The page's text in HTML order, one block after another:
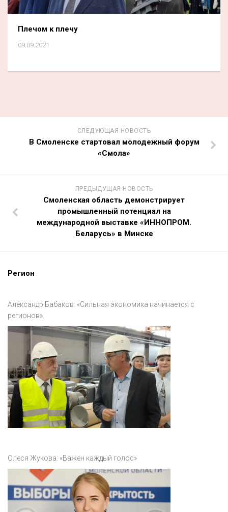
Плечом к плечу
09.09.2021
СЛЕДУЮЩАЯ НОВОСТЬ
В Смоленске стартовал молодежный форум
«Смола»
ПРЕДЫДУЩАЯ НОВОСТЬ
Смоленская область демонстрирует
промышленный потенциал на
международной выставке «ИННОПРОМ.
Беларусь» в Минске
Регион
Александр Бабаков: «Сильная экономика начинается с
регионов».
Олеся Жукова: «Важен каждый голос»